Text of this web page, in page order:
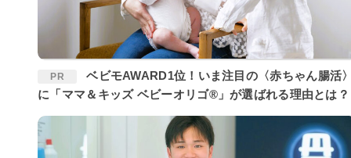
PR
ベビモAWARD1位！いま注目の〈赤ちゃん腸活〉
に「ママ＆キッズ ベビーオリゴ®」が選ばれる理由とは？